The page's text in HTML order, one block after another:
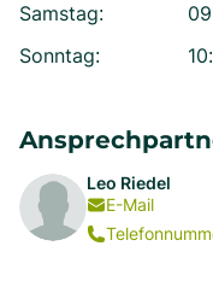
Samstag:
Sonntag:
Leo Riedel
E-Mail